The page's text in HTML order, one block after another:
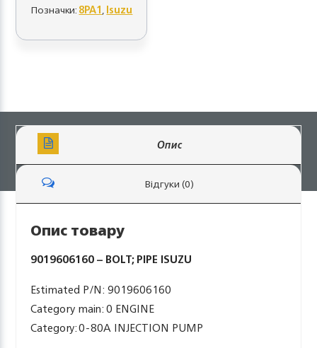
Позначки:8PA1,Isuzu
Опис
Відгуки (0)
Опис товару
9019606160 – BOLT; PIPE ISUZU
Estimated P/N: 9019606160
Category main: 0 ENGINE
Category: 0-80A INJECTION PUMP